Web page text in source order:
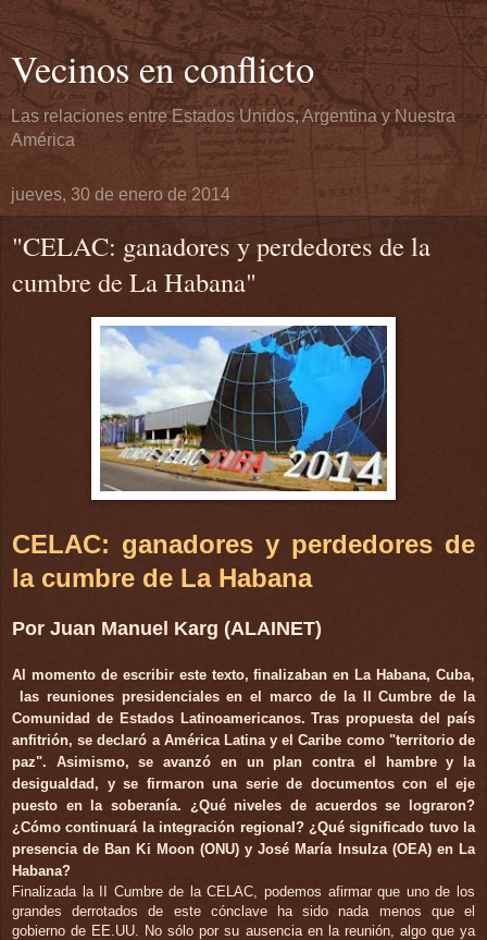
Vecinos en conflicto
Las relaciones entre Estados Unidos, Argentina y Nuestra
América
jueves, 30 de enero de 2014
"CELAC: ganadores y perdedores de la
cumbre de La Habana"
CELAC: ganadores y perdedores de
la cumbre de La Habana
Por Juan Manuel Karg (ALAINET)
Al momento de escribir este texto, finalizaban en La Habana, Cuba,
las reuniones presidenciales en el marco de la II Cumbre de la
Comunidad de Estados Latinoamericanos. Tras propuesta del país
anfitrión, se declaró a América Latina y el Caribe como "territorio de
paz". Asimismo, se avanzó en un plan contra el hambre y la
desigualdad, y se firmaron una serie de documentos con el eje
puesto en la soberanía. ¿Qué niveles de acuerdos se lograron?
¿Cómo continuará la integración regional? ¿Qué significado tuvo la
presencia de Ban Ki Moon (ONU) y José María Insulza (OEA) en La
Habana?
Finalizada la II Cumbre de la CELAC, podemos afirmar que uno de los
grandes derrotados de este cónclave ha sido nada menos que el
gobierno de EE.UU. No sólo por su ausencia en la reunión, algo que ya